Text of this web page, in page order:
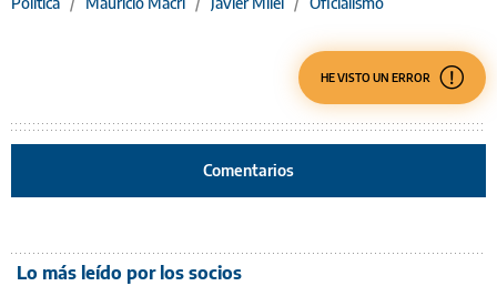
HE VISTO UN ERROR
Comentarios
Lo más leído por los socios